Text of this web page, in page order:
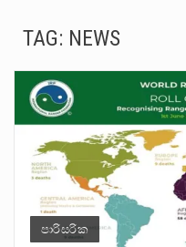
TAG: NEWS
පාරිසරික